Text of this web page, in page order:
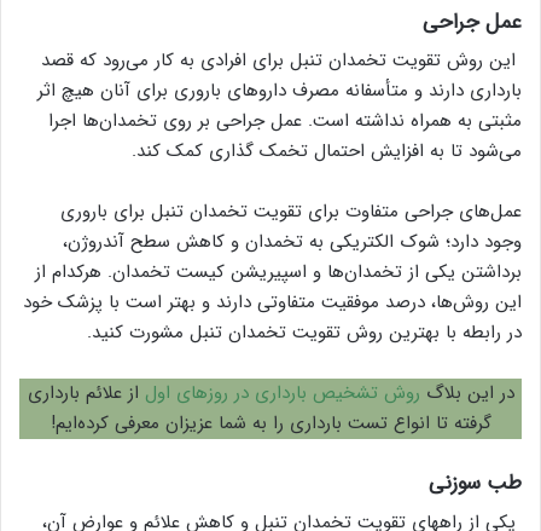
عمل جراحی
این روش تقویت تخمدان تنبل برای افرادی به کار می‌رود که قصد
بارداری دارند و متأسفانه مصرف داروهای باروری برای آنان هیچ اثر
مثبتی به همراه نداشته است. عمل جراحی بر روی تخمدان‌ها اجرا
می‌شود تا به افزایش احتمال تخمک گذاری کمک کند.
عمل‌های جراحی متفاوت برای تقویت تخمدان تنبل برای باروری
وجود دارد؛ شوک الکتریکی به تخمدان و کاهش سطح آندروژن،
برداشتن یکی از تخمدان‌ها و اسپیریشن کیست تخمدان. هرکدام از
این روش‌ها، درصد موفقیت متفاوتی دارند و بهتر است با پزشک خود
در رابطه با بهترین روش تقویت تخمدان تنبل مشورت کنید.
در این بلاگ روش تشخیص بارداری در روزهای اول از علائم بارداری
گرفته تا انواع تست بارداری را به شما عزیزان معرفی کرده‌ایم!
طب سوزنی
یکی از راههای تقویت تخمدان تنبل و کاهش علائم و عوارض آن،